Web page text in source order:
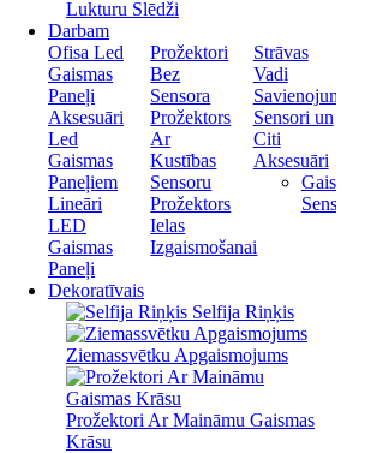
Lukturu Slēdži
Darbam
Ofisa Led
Gaismas
Paneļi
Aksesuāri
Led
Gaismas
Paneļiem
Lineāri
LED
Gaismas
Paneļi
Prožektori
Bez
Sensora
Prožektors
Ar
Kustības
Sensoru
Prožektors
Ielas
Izgaismošanai
Strāvas
Vadi
Savienojumi
Sensori un
Citi
Aksesuāri
Gaismas
Sensori
Dekoratīvais
Selfija Riņķis
Ziemassvētku Apgaismojums
Prožektori Ar Maināmu Gaismas
Krāsu